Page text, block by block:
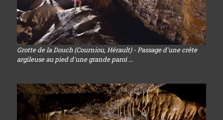
Grotte de la Douch (Courniou, Hérault) - Passage d'une crête
argileuse au pied d'une grande paroi ...